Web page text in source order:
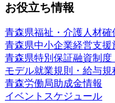
お役立ち情報
青森県福祉・介護人材
青森県中小企業経営支援
青森県特別保証融資制度
モデル就業規則・給与規
青森労働局助成金情報
イベントスケジュール